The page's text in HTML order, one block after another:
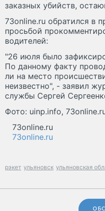
заказных убийств,
73online.ru обратился в
просьбой
водителей:
"26 июля было
По данному факту
ли на место
неизвестно", - заявил
службы Сергей
Фото: uinp.info,
73online.ru
73online.ru
рэкет ульяновск ульяновская